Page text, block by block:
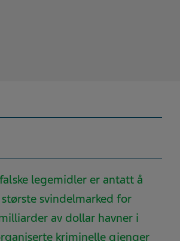
legemidler er antatt å
svindelmarked for
av dollar havner i
kriminelle gjenger